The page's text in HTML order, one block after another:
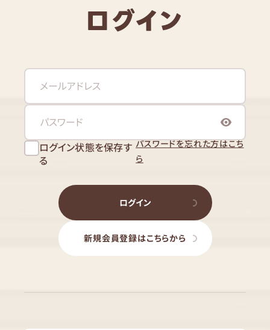
ログイン
ログイン状態を保存す
る
パスワードを忘れた方はこち
ら
ログイン
新規会員登録はこちらから